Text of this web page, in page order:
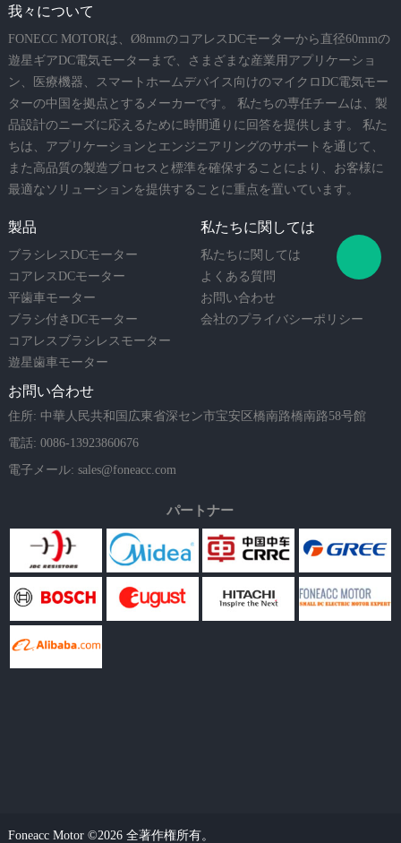
我々について
FONECC MOTORは、Ø8mmのコアレスDCモーターから直径60mmの
遊星ギアDC電気モーターまで、さまざまな産業用アプリケーショ
ン、医療機器、スマートホームデバイス向けのマイクロDC電気モー
ターの中国を拠点とするメーカーです。 私たちの専任チームは、製
品設計のニーズに応えるために時間通りに回答を提供します。 私た
ちは、アプリケーションとエンジニアリングのサポートを通じて、
また高品質の製造プロセスと標準を確保することにより、お客様に
最適なソリューションを提供することに重点を置いています。
製品
ブラシレスDCモーター
コアレスDCモーター
平歯車モーター
ブラシ付きDCモーター
コアレスブラシレスモーター
遊星歯車モーター
私たちに関しては
私たちに関しては
よくある質問
お問い合わせ
会社のプライバシーポリシー
お問い合わせ
住所: 中華人民共和国広東省深セン市宝安区橋南路橋南路58号館
電話: 0086-13923860676
電子メール: sales@foneacc.com
パートナー
Foneacc Motor ©2026 全著作権所有。